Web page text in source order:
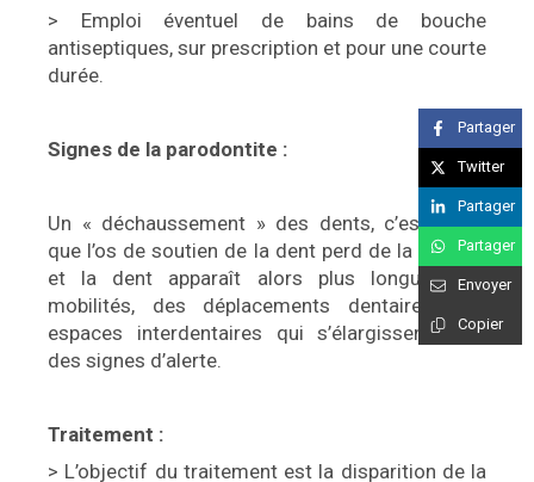
> Emploi éventuel de bains de bouche
antiseptiques, sur prescription et pour une courte
durée.
Signes de la parodontite :
Un « déchaussement » des dents, c’est-à-dire
que l’os de soutien de la dent perd de la hauteur
et la dent apparaît alors plus longue. Des
mobilités, des déplacements dentaires, des
espaces interdentaires qui s’élargissent sont
des signes d’alerte.
Traitement :
> L’objectif du traitement est la disparition de la
Partager
Twitter
Partager
Partager
Envoyer
Copier